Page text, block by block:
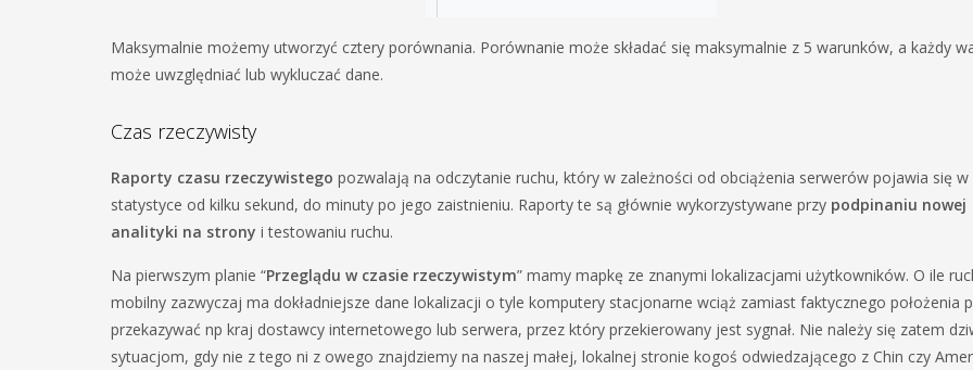
Maksymalnie możemy utworzyć cztery porównania. Porównanie może składać się maksymalnie z 5 warunków, a każdy
może uwzględniać lub wykluczać dane.
Czas rzeczywisty
Raporty czasu rzeczywistego pozwalają na odczytanie ruchu, który w zależności od obciążenia serwerów pojawia się w
statystyce od kilku sekund, do minuty po jego zaistnieniu. Raporty te są głównie wykorzystywane przy podpinaniu nowej
analityki na strony i testowaniu ruchu.
Na pierwszym planie “Przeglądu w czasie rzeczywistym” mamy mapkę ze znanymi lokalizacjami użytkowników. O ile
mobilny zazwyczaj ma dokładniejsze dane lokalizacji o tyle komputery stacjonarne wciąż zamiast faktycznego położenia
przekazywać np kraj dostawcy internetowego lub serwera, przez który przekierowany jest sygnał. Nie należy się zatem
sytuacjom, gdy nie z tego ni z owego znajdziemy na naszej małej, lokalnej stronie kogoś odwiedzającego z Chin czy